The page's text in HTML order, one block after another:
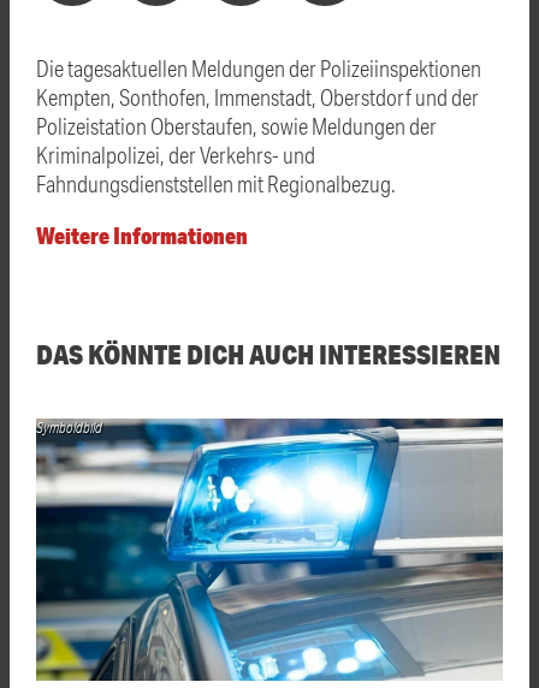
Die tagesaktuellen Meldungen der Polizeiinspektionen
Kempten, Sonthofen, Immenstadt, Oberstdorf und der
Polizeistation Oberstaufen, sowie Meldungen der
Kriminalpolizei, der Verkehrs- und
Fahndungsdienststellen mit Regionalbezug.
Weitere Informationen
DAS KÖNNTE DICH AUCH INTERESSIEREN
Symboldbild